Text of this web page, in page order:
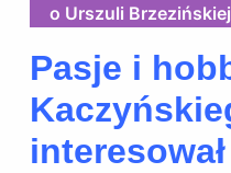
o Urszuli Brzezińskiej
Pasje i